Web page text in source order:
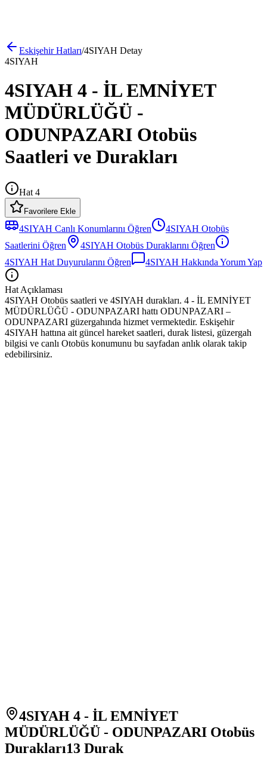
EskişehirHatları/4SIYAH Detay
4SIYAH
4SIYAH 4 - İL EMNİYET
MÜDÜRLÜĞÜ -
ODUNPAZARI Otobüs
Saatleri ve Durakları
Hat 4
Favorilere Ekle
4SIYAH Canlı Konumlarını Öğren 4SIYAH Otobüs
Saatlerini Öğren
4SIYAH Otobüs Duraklarını Öğren
4SIYAH Hat Duyurularını Öğren 4SIYAH Hakkında Yorum Yap
Hat Açıklaması
4SIYAH Otobüs saatleri ve 4SIYAH durakları. 4 - İL EMNİYET
MÜDÜRLÜĞÜ - ODUNPAZARI hattı ODUNPAZARI –
ODUNPAZARI güzergahında hizmet vermektedir. Eskişehir
4SIYAH hattına ait güncel hareket saatleri, durak listesi, güzergah
bilgisi ve canlı Otobüs konumunu bu sayfadan anlık olarak takip
edebilirsiniz.
4SIYAH 4 - İL EMNİYET
MÜDÜRLÜĞÜ - ODUNPAZARI Otobüs
Durakları13 Durak